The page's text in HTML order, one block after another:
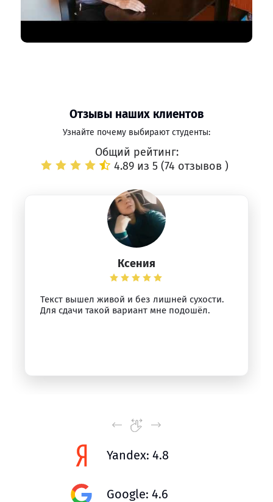
Отзывы наших клиентов
Узнайте почему выбирают студенты:
Общий рейтинг:
4.89 из 5 (74 отзывов )
Ксения
Текст вышел живой и без лишней сухости.
Для сдачи такой вариант мне подошёл.
Yandex: 4.8
Google: 4.6